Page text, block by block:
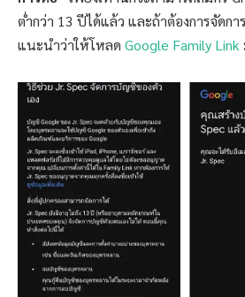
ต่ำกว่า 13 ปีได้แล้ว และถ้าต้องการจัดกา
แนะนำว่าให้โหลด Google Family Link